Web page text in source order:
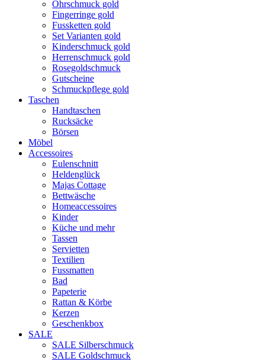
Ohrschmuck gold
Fingerringe gold
Fussketten gold
Set Varianten gold
Kinderschmuck gold
Herrenschmuck gold
Rosegoldschmuck
Gutscheine
Schmuckpflege gold
Taschen
Handtaschen
Rucksäcke
Börsen
Möbel
Accessoires
Eulenschnitt
Heldenglück
Majas Cottage
Bettwäsche
Homeaccessoires
Kinder
Küche und mehr
Tassen
Servietten
Textilien
Fussmatten
Bad
Papeterie
Rattan & Körbe
Kerzen
Geschenkbox
SALE
SALE Silberschmuck
SALE Goldschmuck